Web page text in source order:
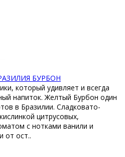
БУРБОН
который удивляет и всегда
напиток. Желтый Бурбон один
в Бразилии. Сладковато-
цитрусовых,
с нотками ванили и
от ост..